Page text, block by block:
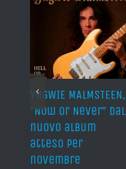
YNGWIE MALMSTEEN,
“Now Or Never” dal
nuovo album
atteso per
novembre